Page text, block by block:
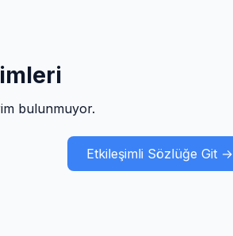
bulunmuyor.
Etkileşimli Sözlüğe Git →